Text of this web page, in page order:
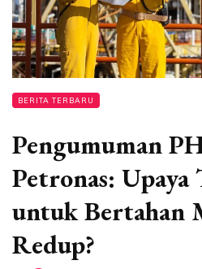
BERITA TERBARU
Pengumuman
Petronas:
untuk Bertahan
Redup?